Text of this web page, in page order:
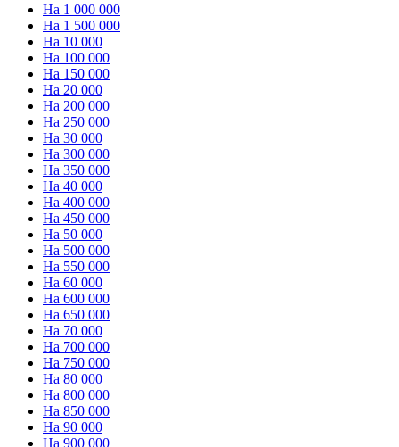
На 1 000 000
На 1 500 000
На 10 000
На 100 000
На 150 000
На 20 000
На 200 000
На 250 000
На 30 000
На 300 000
На 350 000
На 40 000
На 400 000
На 450 000
На 50 000
На 500 000
На 550 000
На 60 000
На 600 000
На 650 000
На 70 000
На 700 000
На 750 000
На 80 000
На 800 000
На 850 000
На 90 000
На 900 000